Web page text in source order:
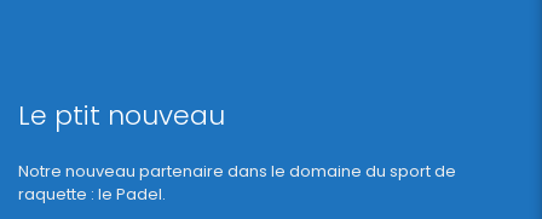
Le ptit nouveau
Notre nouveau partenaire dans le domaine du sport de
raquette : le Padel.